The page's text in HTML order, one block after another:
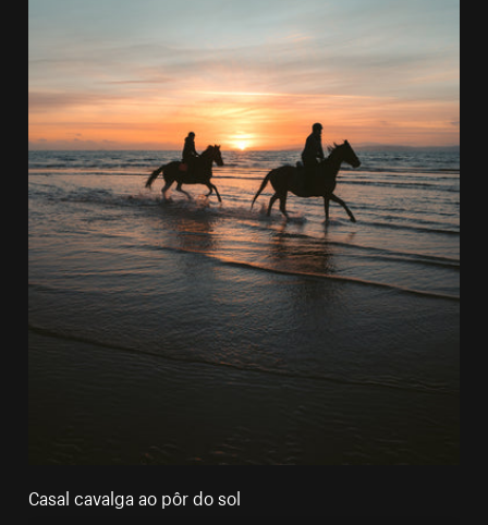
Casal cavalga ao pôr do sol